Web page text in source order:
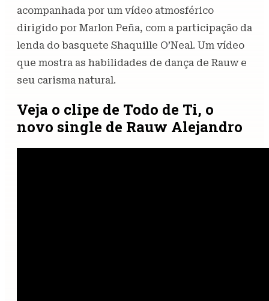
acompanhada por um vídeo atmosférico
dirigido por Marlon Peña, com a participação da
lenda do basquete Shaquille O’Neal. Um vídeo
que mostra as habilidades de dança de Rauw e
seu carisma natural.
Veja o clipe de Todo de Ti, o
novo single de Rauw Alejandro